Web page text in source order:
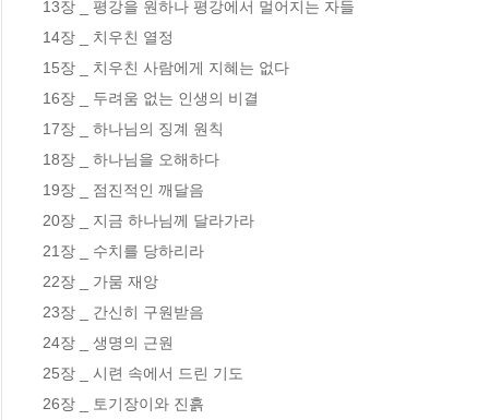
13장 _ 평강을 원하나 평강에서 멀어지는 자들
14장 _ 치우친 열정
15장 _ 치우친 사람에게 지혜는 없다
16장 _ 두려움 없는 인생의 비결
17장 _ 하나님의 징계 원칙
18장 _ 하나님을 오해하다
19장 _ 점진적인 깨달음
20장 _ 지금 하나님께 달라가라
21장 _ 수치를 당하리라
22장 _ 가뭄 재앙
23장 _ 간신히 구원받음
24장 _ 생명의 근원
25장 _ 시련 속에서 드린 기도
26장 _ 토기장이와 진흙